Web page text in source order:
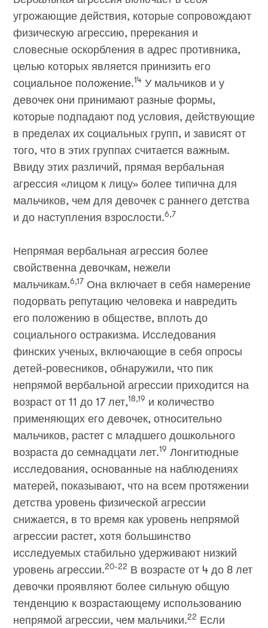
угрожающие действия, которые сопровождают
физическую агрессию, пререкания и
словесные оскорбления в адрес противника,
целью которых является принизить его
социальное положение.14 У мальчиков и у
девочек они принимают разные формы,
которые подпадают под условия, действующие
в пределах их социальных групп, и зависят от
того, что в этих группах считается важным.
Ввиду этих различий, прямая вербальная
агрессия «лицом к лицу» более типична для
мальчиков, чем для девочек с раннего детства
и до наступления взрослости.6,7
Непрямая вербальная агрессия более
свойственна девочкам, нежели
мальчикам.6,17 Она включает в себя намерение
подорвать репутацию человека и навредить
его положению в обществе, вплоть до
социального остракизма. Исследования
финских ученых, включающие в себя опросы
детей-ровесников, обнаружили, что пик
непрямой вербальной агрессии приходится на
возраст от 11 до 17 лет,18,19 и количество
применяющих его девочек, относительно
мальчиков, растет с младшего дошкольного
возраста до семнадцати лет.19 Лонгитюдные
исследования, основанные на наблюдениях
матерей, показывают, что на всем протяжении
детства уровень физической агрессии
снижается, в то время как уровень непрямой
агрессии растет, хотя большинство
исследуемых стабильно удерживают низкий
уровень агрессии.20-22 В возрасте от 4 до 8 лет
девочки проявляют более сильную общую
тенденцию к возрастающему использованию
непрямой агрессии, чем мальчики.22 Если